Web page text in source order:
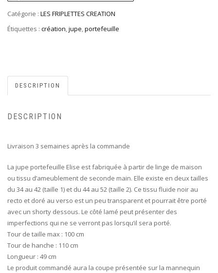
Catégorie : LES FRIPLETTES CREATION
Étiquettes : création,jupe,portefeuille
DESCRIPTION
DESCRIPTION
Livraison 3 semaines après la commande
La jupe portefeuille Elise est fabriquée à partir de linge de maison
ou tissu d’ameublement de seconde main. Elle existe en deux tailles
du 34 au 42 (taille 1) et du 44 au 52 (taille 2). Ce tissu fluide noir au
recto et doré au verso est un peu transparent et pourrait être porté
avec un shorty dessous. Le côté lamé peut présenter des
imperfections qui ne se verront pas lorsqu’il sera porté.
Tour de taille max : 100 cm
Tour de hanche : 110 cm
Longueur : 49 cm
Le produit commandé aura la coupe présentée sur la mannequin